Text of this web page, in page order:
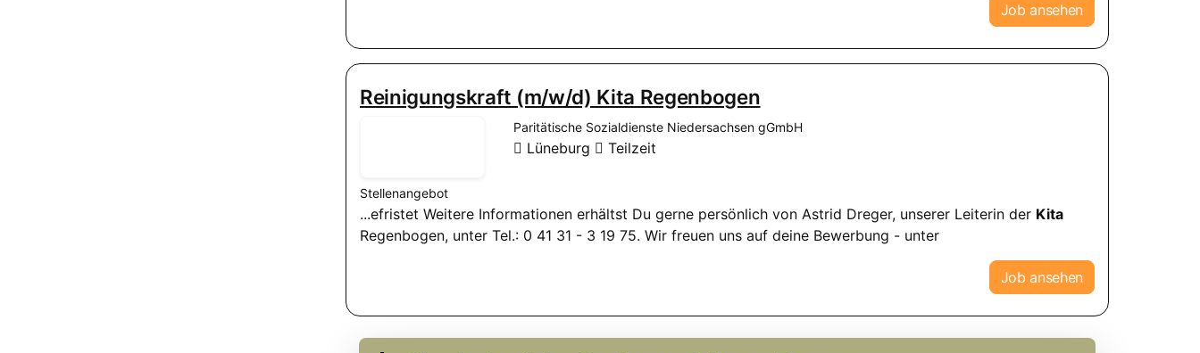
Job ansehen
Reinigungskraft (m/w/d) Kita Regenbogen
Paritätische Sozialdienste Niedersachsen gGmbH
Lüneburg Teilzeit
Stellenangebot
...efristet Weitere Informationen erhältst Du gerne persönlich von Astrid Dreger, unserer Leiterin der Kita
Regenbogen, unter Tel.: 0 41 31 - 3 19 75. Wir freuen uns auf deine Bewerbung - unter
Job ansehen